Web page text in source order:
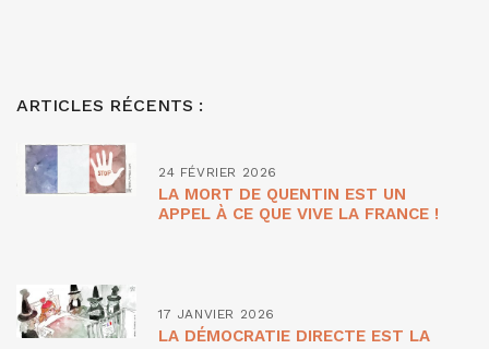
ARTICLES RÉCENTS :
24 FÉVRIER 2026
LA MORT DE QUENTIN EST UN
APPEL À CE QUE VIVE LA FRANCE !
17 JANVIER 2026
LA DÉMOCRATIE DIRECTE EST LA